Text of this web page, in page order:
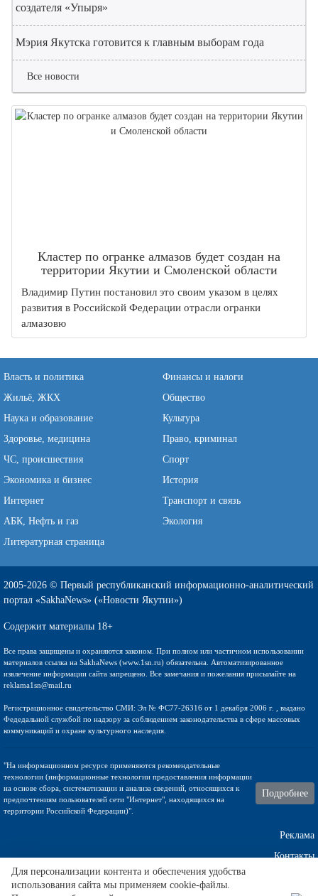
создателя «Упыря»
Мэрия Якутска готовится к главным выборам года
Все новости
Кластер по огранке алмазов будет создан на
территории Якутии и Смоленской области
Владимир Путин постановил это своим указом в целях
развития в Российской Федерации отрасли огранки
алмазовю
Власть и политика
Финансы и налоги
Жильё, ЖКХ
Общество
Наука и образование
Культура
Здоровье, медицина
Право, криминал
ЧС, происшествия
Спорт
Экономика и бизнес
История
Интернет
Транспорт и связь
АБК, Нефть и газ
Экология
Литературная страница
2005-2026 © Первый республиканский информационно-аналитический
портал «SakhaNews» («Новости Якутии»)
Содержит материалы 18+
Все права защищены и охраняются законом. При полном или частичном использовании
материалов ссылка на SakhaNews (www.1sn.ru) обязательна. Автоматизированное
извлечение информации сайта запрещено. Все замечания и пожелания присылайте на
reklama1sn@mail.ru
Регистрационное свидетельство СМИ: Эл № ФС77-26316 от 1 декабря 2006 г. , выдано
Федедальной службой по надзору за соблюдением законодательства в сфере массовых
коммуникаций и охране культурного наследия.
"На информационном ресурсе применяются рекомендательные
технологии (информационные технологии предоставления информации
на основе сбора, систематизации и анализа сведений, относящихся к
предпочтениям пользователей сети "Интернет", находящихся на
территории Российской Федерации)".
Подробнее
Реклама
Контакты
Техническа поддержка
Для персонализации контента и обеспечения удобства
использования сайта мы применяем cookie-файлы.